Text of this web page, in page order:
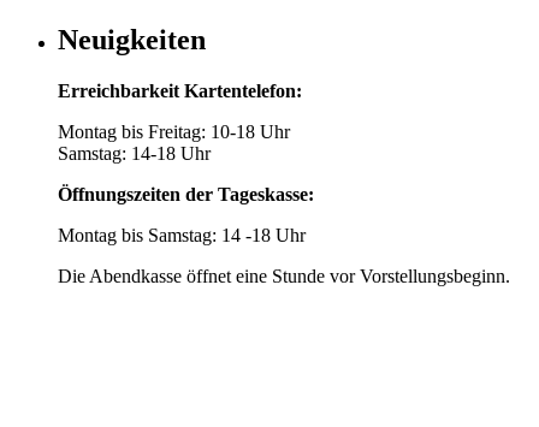
Neuigkeiten
Erreichbarkeit Kartentelefon:
Montag bis Freitag: 10-18 Uhr
Samstag: 14-18 Uhr
Öffnungszeiten der Tageskasse:
Montag bis Samstag: 14 -18 Uhr
Die Abendkasse öffnet eine Stunde vor Vorstellungsbeginn.